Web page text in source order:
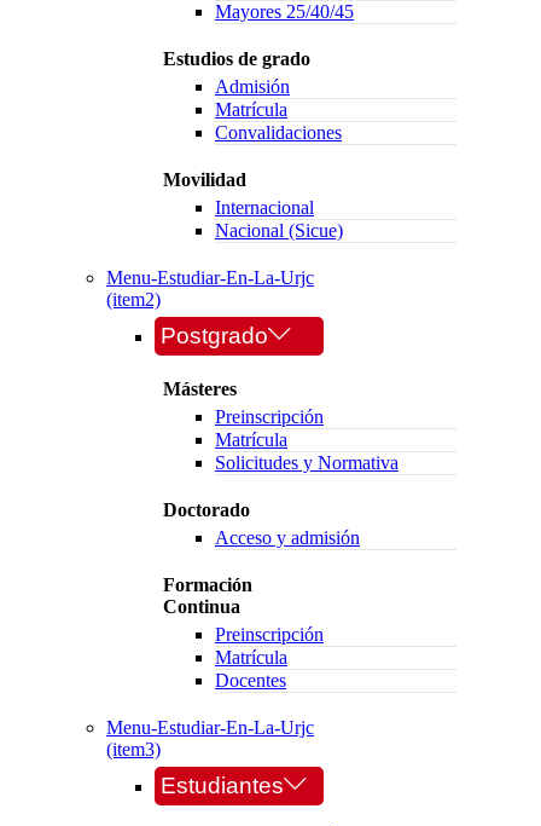
Mayores 25/40/45
Estudios de grado
Admisión
Matrícula
Convalidaciones
Movilidad
Internacional
Nacional (Sicue)
Menu-Estudiar-En-La-Urjc
(item2)
Postgrado
Másteres
Preinscripción
Matrícula
Solicitudes y Normativa
Doctorado
Acceso y admisión
Formación
Continua
Preinscripción
Matrícula
Docentes
Menu-Estudiar-En-La-Urjc
(item3)
Estudiantes